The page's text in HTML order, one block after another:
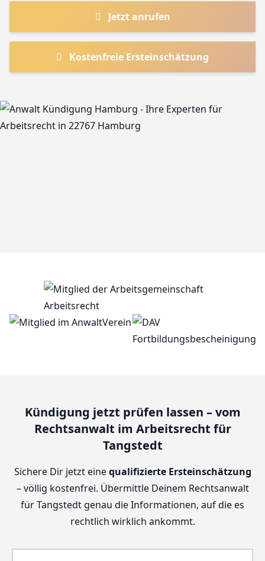
Jetzt anrufen
Kostenfreie Ersteinschätzung
Kündigung jetzt prüfen lassen – vom
Rechtsanwalt im Arbeitsrecht für
Tangstedt
Sichere Dir jetzt einequalifizierte Ersteinschätzung
– völlig kostenfrei. Übermittle Deinem Rechtsanwalt
für Tangstedt genau die Informationen, auf die es
rechtlich wirklich ankommt.